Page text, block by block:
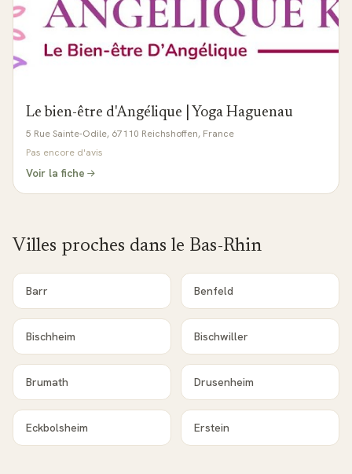
Le bien-être d'Angélique | Yoga Haguenau
5 Rue Sainte-Odile, 67110 Reichshoffen, France
Pas encore d'avis
Voir la fiche
Villes proches dans le Bas-Rhin
Barr Benfeld
Bischheim Bischwiller
Brumath Drusenheim
Eckbolsheim Erstein